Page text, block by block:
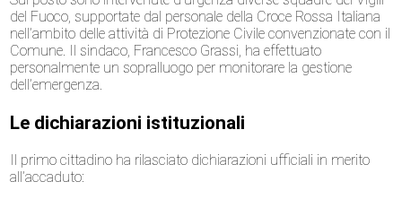
del Fuoco, supportate dal personale della Croce Rossa Italiana
nell’ambito delle attività di Protezione Civile convenzionate con il
Comune. Il sindaco, Francesco Grassi, ha effettuato
personalmente un sopralluogo per monitorare la gestione
dell’emergenza.
Le dichiarazioni istituzionali
Il primo cittadino ha rilasciato dichiarazioni ufficiali in merito
all’accaduto: